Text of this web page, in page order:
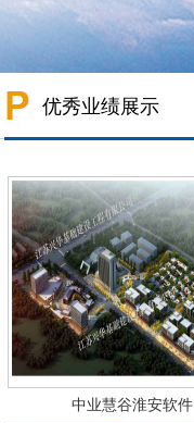
优秀业绩展示
中业慧谷淮安软件